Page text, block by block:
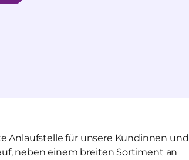
Anlaufstelle für unsere Kundinnen und
neben einem breiten Sortiment an